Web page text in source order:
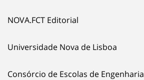
NOVA.FCT Editorial
Universidade Nova de Lisboa
Consórcio de Escolas de Engenharia